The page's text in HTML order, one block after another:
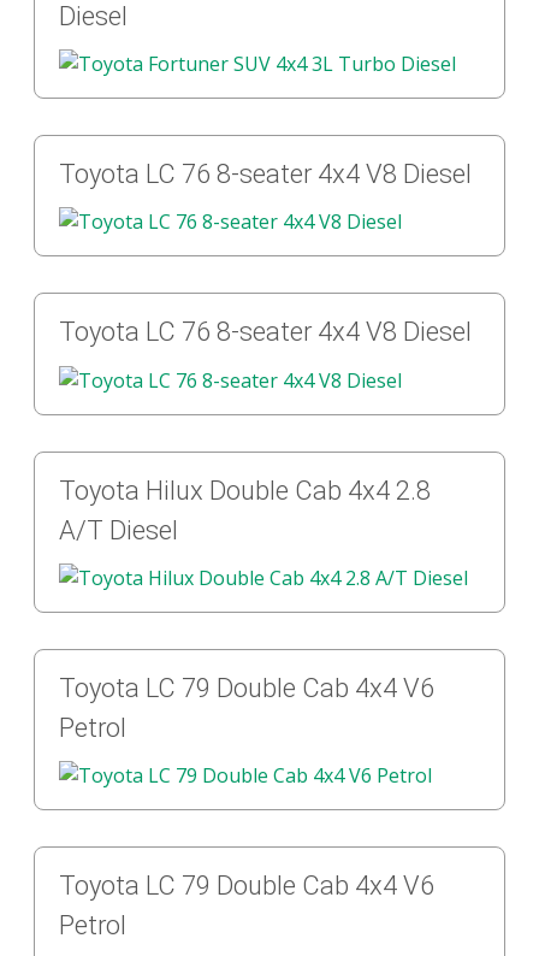
Diesel
Toyota LC 76 8-seater 4x4 V8 Diesel
Toyota LC 76 8-seater 4x4 V8 Diesel
Toyota Hilux Double Cab 4x4 2.8
A/T Diesel
Toyota LC 79 Double Cab 4x4 V6
Petrol
Toyota LC 79 Double Cab 4x4 V6
Petrol